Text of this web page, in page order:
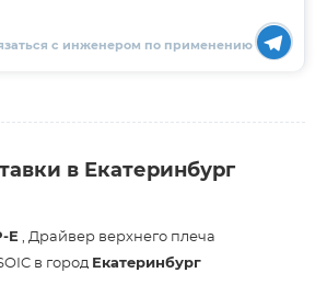
с инженером по применению
в Екатеринбург
E , Драйвер верхнего плеча
в город Екатеринбург